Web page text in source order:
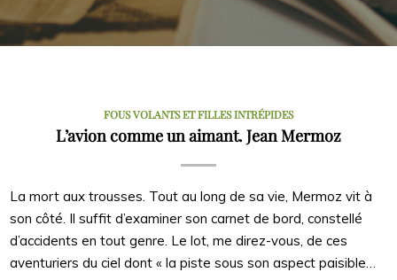
FOUS VOLANTS ET FILLES INTRÉPIDES
L’avion comme un aimant. Jean Mermoz
La mort aux trousses. Tout au long de sa vie, Mermoz vit à
son côté. Il suffit d’examiner son carnet de bord, constellé
d’accidents en tout genre. Le lot, me direz-vous, de ces
aventuriers du ciel dont « la piste sous son aspect paisible…